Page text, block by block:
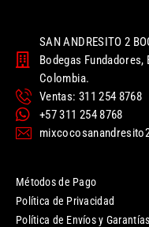
SAN ANDRESITO 2
Bodegas
Colombia.
Ventas: 311 254 8768
+57 311 254 8768
Métodos de Pago
Política de Privacidad
Política de Envíos y Garantías